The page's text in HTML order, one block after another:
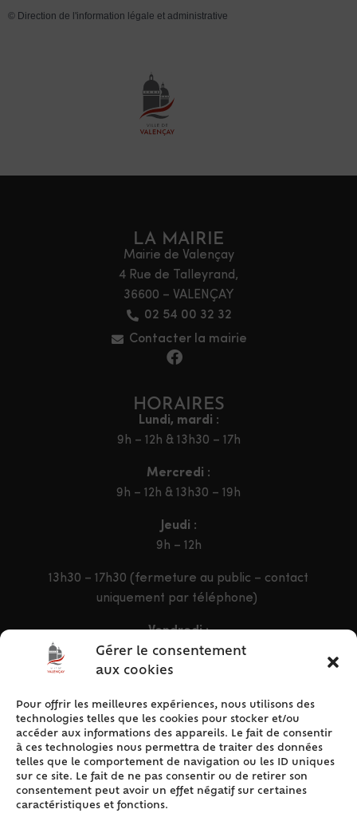
Gérer le consentement
aux cookies
Pour offrir les meilleures expériences, nous utilisons des
technologies telles que les cookies pour stocker et/ou
accéder aux informations des appareils. Le fait de consentir
à ces technologies nous permettra de traiter des données
telles que le comportement de navigation ou les ID uniques
sur ce site. Le fait de ne pas consentir ou de retirer son
consentement peut avoir un effet négatif sur certaines
caractéristiques et fonctions.
© Direction de l'information légale et administrative
LA MAIRIE
Mairie de Valençay
4 Rue de Talleyrand,
36600 – VALENÇAY
02 54 00 32 32
Contacter la mairie
HORAIRES
Lundi, mardi :
9h – 12h & 13h30 – 17h
Mercredi :
9h – 12h & 13h30 – 19h
Jeudi :
9h – 12h
13h30 – 17h30 (fermeture au public – contact
uniquement par téléphone)
Vendredi :
9h – 12h & 13h30 – 16h30
ACCÈS RAPIDE
Accueil
Contact
Plan du site
Mentions légales